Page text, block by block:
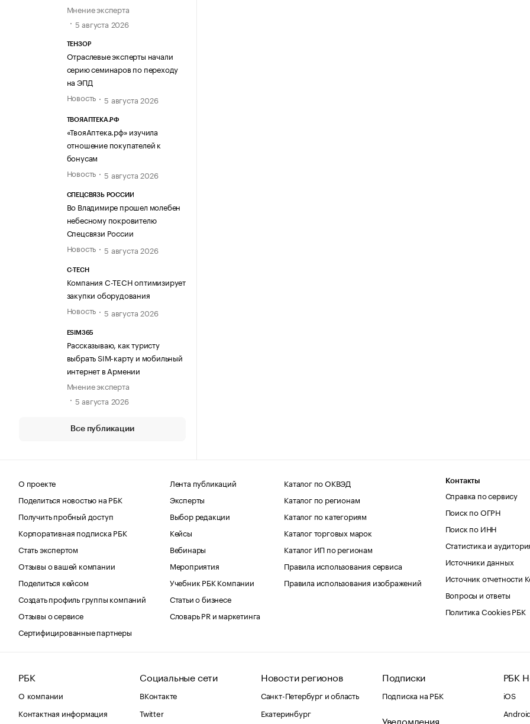
Мнение эксперта
5 августа 2026
ТЕНЗОР
Отраслевые эксперты начали
серию семинаров по переходу
на ЭПД
Новость
5 августа 2026
ТВОЯАПТЕКА.РФ
«ТвояАптека.рф» изучила
отношение покупателей к
бонусам
Новость
5 августа 2026
СПЕЦСВЯЗЬ РОССИИ
Во Владимире прошел молебен
небесному покровителю
Спецсвязи России
Новость
5 августа 2026
C-TECH
Компания C-TECH оптимизирует
закупки оборудования
Новость
5 августа 2026
ESIM365
Рассказываю, как туристу
выбрать SIM-карту и мобильный
интернет в Армении
Мнение эксперта
5 августа 2026
Все публикации
О проекте
Поделиться новостью на РБК
Получить пробный доступ
Корпоративная подписка РБК
Стать экспертом
Отзывы о вашей компании
Поделиться кейсом
Создать профиль группы компаний
Отзывы о сервисе
Сертифицированные партнеры
Лента публикаций
Эксперты
Выбор редакции
Кейсы
Вебинары
Мероприятия
Учебник РБК Компании
Статьи о бизнесе
Словарь PR и маркетинга
Каталог по ОКВЭД
Каталог по регионам
Каталог по категориям
Каталог торговых марок
Каталог ИП по регионам
Правила использования сервиса
Правила использования изображений
Контакты
Справка по сервису
Поиск по ОГРН
Поиск по ИНН
Статистика и
Источники данных
Источник отчетности
Вопросы и ответы
Политика Cookies РБК
РБК
О компании
Контактная информация
Социальные сети
ВКонтакте
Twitter
Новости регионов
Санкт-Петербург и область
Екатеринбург
Подписки
Подписка на РБК
Уведомления
РБК
iOS